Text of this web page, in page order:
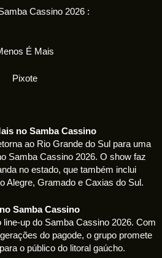
Cassino 2026 :
É Mais
Pixote
no Samba Cassino
ao Rio Grande do Sul para uma
Samba Cassino 2026. O show faz
no estado, que também inclui
Alegre, Gramado e Caxias do Sul.
Samba Cassino
up do Samba Cassino 2026. Com
do pagode, o grupo promete
o público do litoral gaúcho.